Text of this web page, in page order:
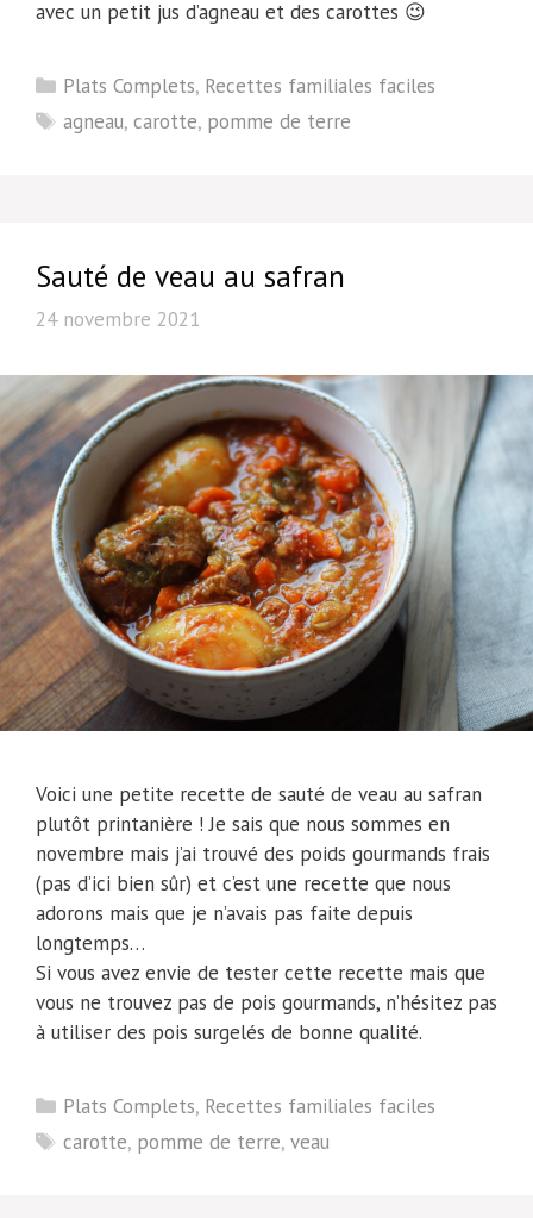
avec un petit jus d’agneau et des carottes 😉
Catégories
Plats Complets, Recettes familiales faciles
Étiquettes
agneau,carotte, pomme de terre
Sauté de veau au safran
24 novembre 2021
Voici une petite recette de sauté de veau au safran
plutôt printanière ! Je sais que nous sommes en
novembre mais j’ai trouvé des poids gourmands frais
(pas d’ici bien sûr) et c’est une recette que nous
adorons mais que je n’avais pas faite depuis
longtemps…
Si vous avez envie de tester cette recette mais que
vous ne trouvez pas de pois gourmands, n’hésitez pas
à utiliser des pois surgelés de bonne qualité.
Catégories
Plats Complets, Recettes familiales faciles
Étiquettes
carotte, pomme de terre,veau